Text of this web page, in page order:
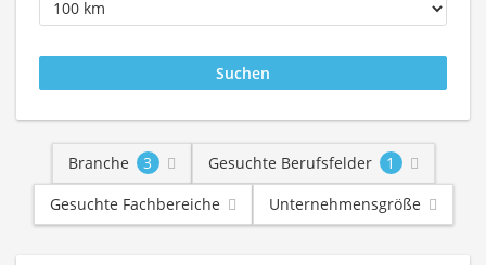
Branche 3 Gesuchte Berufsfelder
1
Gesuchte Fachbereiche
Unternehmensgröße